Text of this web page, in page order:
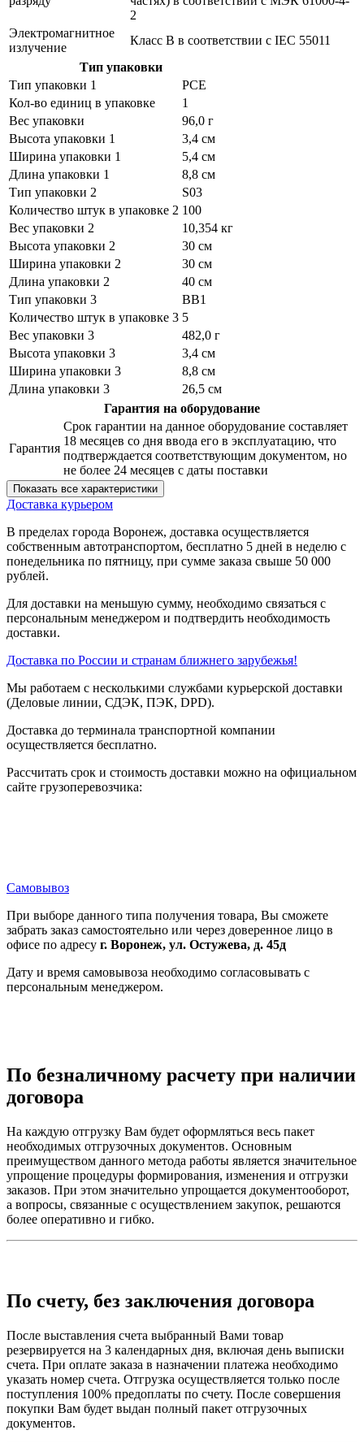
2
Электромагнитное
излучение
Класс B в соответствии с IEC 55011
Тип упаковки
Тип упаковки 1
PCE
Кол-во единиц в упаковке
1
Вес упаковки
96,0 г
Высота упаковки 1
3,4 см
Ширина упаковки 1
5,4 см
Длина упаковки 1
8,8 см
Тип упаковки 2
S03
Количество штук в упаковке 2 100
Вес упаковки 2
10,354 кг
Высота упаковки 2
30 см
Ширина упаковки 2
30 см
Длина упаковки 2
40 см
Тип упаковки 3
BB1
Количество штук в упаковке 3 5
Вес упаковки 3
482,0 г
Высота упаковки 3
3,4 см
Ширина упаковки 3
8,8 см
Длина упаковки 3
26,5 см
Гарантия на оборудование
Гарантия
Срок гарантии на данное оборудование составляет
18 месяцев со дня ввода его в эксплуатацию, что
подтверждается соответствующим документом, но
не более 24 месяцев с даты поставки
Показать все характеристики
Доставка курьером
В пределах города Воронеж, доставка осуществляется
собственным автотранспортом, бесплатно 5 дней в неделю с
понедельника по пятницу, при сумме заказа свыше 50 000
рублей.
Для доставки на меньшую сумму, необходимо связаться с
персональным менеджером и подтвердить необходимость
доставки.
Доставка по России и странам ближнего зарубежья!
Мы работаем с несколькими службами курьерской доставки
(Деловые линии, СДЭК, ПЭК, DPD).
Доставка до терминала транспортной компании
осуществляется бесплатно.
Рассчитать срок и стоимость доставки можно на официальном
сайте грузоперевозчика:
Самовывоз
При выборе данного типа получения товара, Вы сможете
забрать заказ самостоятельно или через доверенное лицо в
офисе по адресу г. Воронеж, ул. Остужева, д. 45д
Дату и время самовывоза необходимо согласовывать с
персональным менеджером.
По безналичному расчету при наличии
договора
На каждую отгрузку Вам будет оформляться весь пакет
необходимых отгрузочных документов. Основным
преимуществом данного метода работы является значительное
упрощение процедуры формирования, изменения и отгрузки
заказов. При этом значительно упрощается документооборот,
а вопросы, связанные с осуществлением закупок, решаются
более оперативно и гибко.
По счету, без заключения договора
После выставления счета выбранный Вами товар
резервируется на 3 календарных дня, включая день выписки
счета. При оплате заказа в назначении платежа необходимо
указать номер счета. Отгрузка осуществляется только после
поступления 100% предоплаты по счету. После совершения
покупки Вам будет выдан полный пакет отгрузочных
документов.